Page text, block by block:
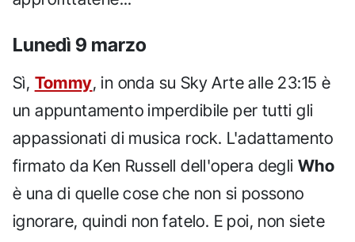
Lunedì 9 marzo
Sì, Tommy, in onda su Sky Arte alle 23:15 è
un appuntamento imperdibile per tutti gli
appassionati di musica rock. L'adattamento
firmato da Ken Russell dell'opera degli Who
è una di quelle cose che non si possono
ignorare, quindi non fatelo. E poi, non siete